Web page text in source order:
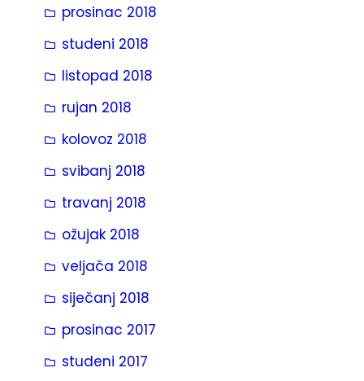
prosinac 2018
studeni 2018
listopad 2018
rujan 2018
kolovoz 2018
svibanj 2018
travanj 2018
ožujak 2018
veljača 2018
siječanj 2018
prosinac 2017
studeni 2017